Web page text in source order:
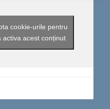
cookie-urile pentru
activa acest conținut